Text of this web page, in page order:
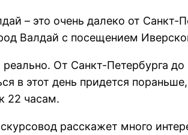
– это очень далеко от
Валдай с посещением
От Санкт-Петербурга
в этот день придется
22 часам.
расскажет много